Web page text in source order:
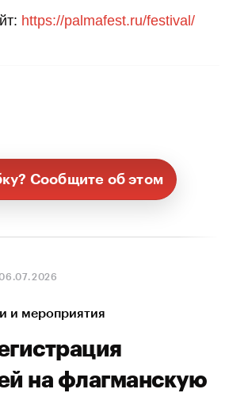
https://palmafest.ru/festival/
Сообщите об этом
и мероприятия
на флагманскую